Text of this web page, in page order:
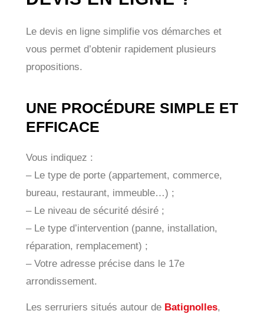
Le devis en ligne simplifie vos démarches et
vous permet d’obtenir rapidement plusieurs
propositions.
UNE PROCÉDURE SIMPLE ET
EFFICACE
Vous indiquez :
– Le type de porte (appartement, commerce,
bureau, restaurant, immeuble…) ;
– Le niveau de sécurité désiré ;
– Le type d’intervention (panne, installation,
réparation, remplacement) ;
– Votre adresse précise dans le 17e
arrondissement.
Les serruriers situés autour de Batignolles,